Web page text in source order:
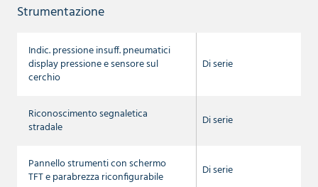
Strumentazione
Indic. pressione insuff. pneumatici
display pressione e sensore sul
cerchio
Di serie
Riconoscimento segnaletica
stradale
Di serie
Pannello strumenti con schermo
TFT e parabrezza riconfigurabile
Di serie